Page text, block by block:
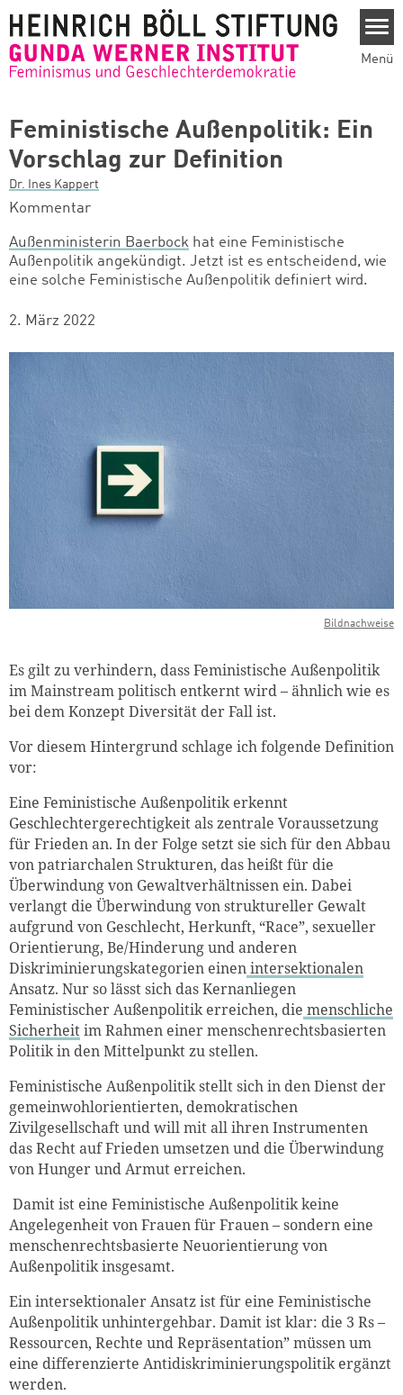
Menü
Feministische Außenpolitik: Ein
Vorschlag zur Definition
Dr. Ines Kappert
Kommentar
Außenministerin Baerbock hat eine Feministische
Außenpolitik angekündigt. Jetzt ist es entscheidend, wie
eine solche Feministische Außenpolitik definiert wird.
2. März 2022
Bildnachweise
Es gilt zu verhindern, dass Feministische Außenpolitik
im Mainstream politisch entkernt wird – ähnlich wie es
bei dem Konzept Diversität der Fall ist.
Vor diesem Hintergrund schlage ich folgende Definition
vor:
Eine Feministische Außenpolitik erkennt
Geschlechtergerechtigkeit als zentrale Voraussetzung
für Frieden an. In der Folge setzt sie sich für den Abbau
von patriarchalen Strukturen, das heißt für die
Überwindung von Gewaltverhältnissen ein. Dabei
verlangt die Überwindung von struktureller Gewalt
aufgrund von Geschlecht, Herkunft, “Race”, sexueller
Orientierung, Be/Hinderung und anderen
Diskriminierungskategorien einenintersektionalen
Ansatz. Nur so lässt sich das Kernanliegen
Feministischer Außenpolitik erreichen, die menschliche
Sicherheitim Rahmen einer menschenrechtsbasierten
Politik in den Mittelpunkt zu stellen.
Feministische Außenpolitik stellt sich in den Dienst der
gemeinwohlorientierten, demokratischen
Zivilgesellschaft und will mit all ihren Instrumenten
das Recht auf Frieden umsetzen und die Überwindung
von Hunger und Armut erreichen.
Damit ist eine Feministische Außenpolitik keine
Angelegenheit von Frauen für Frauen – sondern eine
menschenrechtsbasierte Neuorientierung von
Außenpolitik insgesamt.
Ein intersektionaler Ansatz ist für eine Feministische
Außenpolitik unhintergehbar. Damit ist klar: die 3 Rs –
Ressourcen, Rechte und Repräsentation” müssen um
eine differenzierte Antidiskriminierungspolitik ergänzt
werden.